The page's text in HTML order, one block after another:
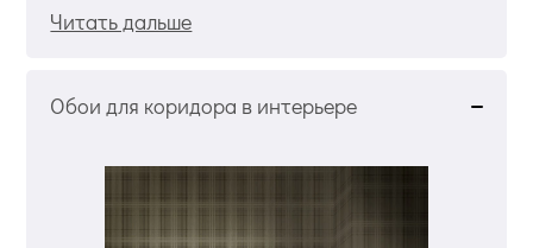
Читать дальше
Обои для коридора в интерьере